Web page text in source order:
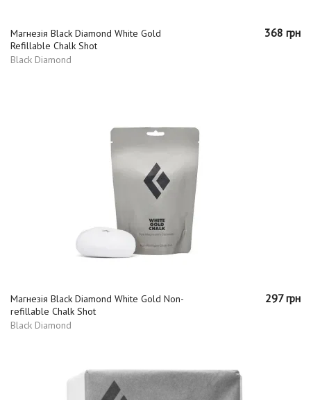
Магнезія Black Diamond White Gold
Refillable Chalk Shot
Black Diamond
368 грн
Магнезія Black Diamond White Gold Non-
refillable Chalk Shot
Black Diamond
297 грн